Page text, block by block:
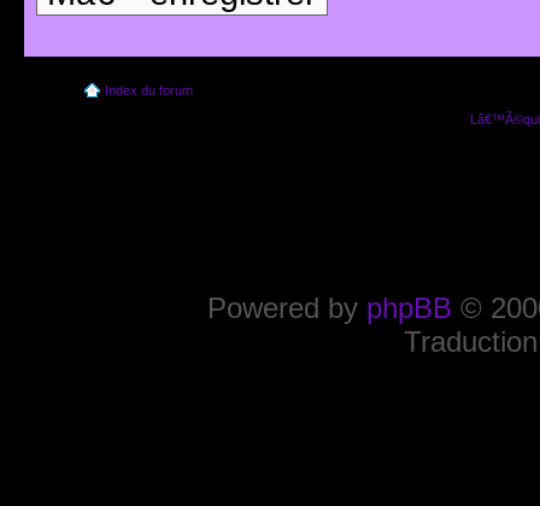
Index du forum
Powered by phpBB ©